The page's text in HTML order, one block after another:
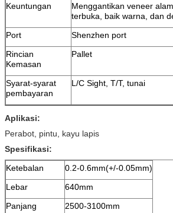
Keuntungan
Menggantikan veneer
terbuka, baik warna, dan
Port
Shenzhen port
Rincian
Kemasan
Pallet
Syarat-syarat
pembayaran
L/C Sight, T/T, tunai
Aplikasi:
Perabot, pintu, kayu lapis
Spesifikasi:
Ketebalan
0.2-0.6mm(+/-0.05mm)
Lebar
640mm
Panjang
2500-3100mm